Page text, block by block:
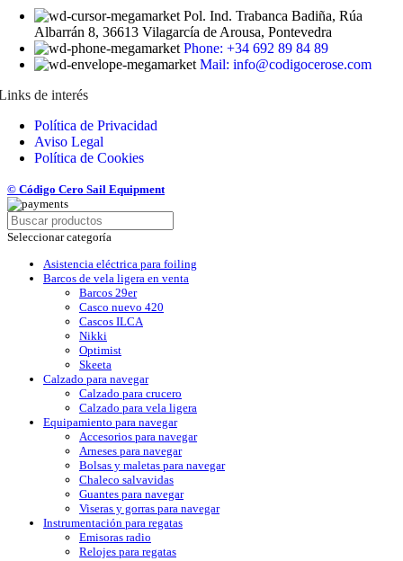
Pol. Ind. Trabanca Badiña, Rúa
Albarrán 8, 36613 Vilagarcía de Arousa, Pontevedra
Phone: +34 692 89 84 89
Mail: info@codigocerose.com
de interés
Política de Privacidad
Aviso Legal
Política de Cookies
© Código Cero Sail Equipment
Seleccionar categoría
Asistencia eléctrica para foiling
Barcos de vela ligera en venta
Barcos 29er
Casco nuevo 420
Cascos ILCA
Nikki
Optimist
Skeeta
Calzado para navegar
Calzado para crucero
Calzado para vela ligera
Equipamiento para navegar
Accesorios para navegar
Arneses para navegar
Bolsas y maletas para navegar
Chaleco salvavidas
Guantes para navegar
Viseras y gorras para navegar
Instrumentación para regatas
Emisoras radio
Relojes para regatas